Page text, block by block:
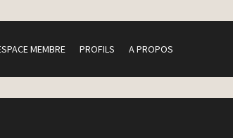
MEMBRE PROFILS A PROPOS